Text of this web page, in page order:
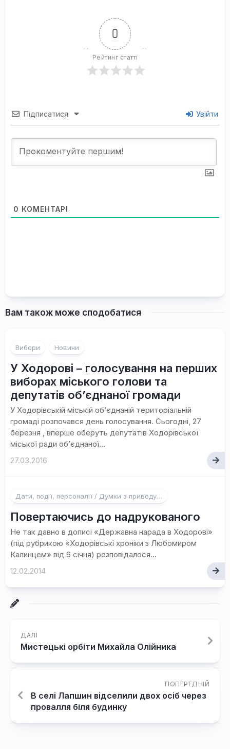
0
Рейтинг статті
Підписатися Увійти
0 КОМЕНТАРІ
Вам також може сподобатися
Вибори Новини
У Ходорові – голосування на перших
виборах міського голови та
депутатів об’єднаної громади
У Ходорівській міській об’єднаній територіальній
громаді розпочався день голосування. Сьогодні, 27
березня , вперше оберуть депутатів Ходорівської
міської ради об’єднаної...
27.03.2016
Дати, події, персоналії / Думки з приводу…
Повертаючись до надрукованого
Не так давно в дописі «Державна нарада в Ходорові»
(під рубрикою «Ходорівські хроніки з Любомиром
Калинцем» від 6 січня) розповідалося...
12.02.2014
ДАЛІ
Мистецькі орбіти Михайла Олійника
ПОПЕРЕДНІЙ
В селі Лапшин відселили двох осіб через
провалля біля будинку